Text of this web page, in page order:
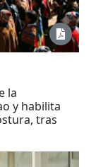
la
y habilita
tras